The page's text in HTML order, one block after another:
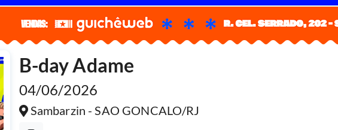
B-day Adame
04/06/2026
Sambarzin - SAO GONCALO/RJ